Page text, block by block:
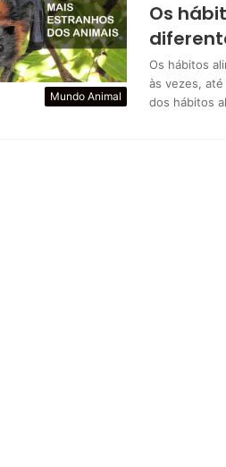
Mundo Animal
Os
Os hábitos
às vezes,
dos hábitos